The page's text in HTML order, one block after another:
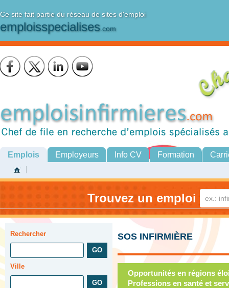
Ce site fait partie du réseau de sites d'emploi
emploisspecialises.com
Emplois Employeurs Info CV Formation
Trouvez un emploi
Rechercher
Ville
SOS INFIRMIÈRE
Opportunités en régions
Professions en santé et